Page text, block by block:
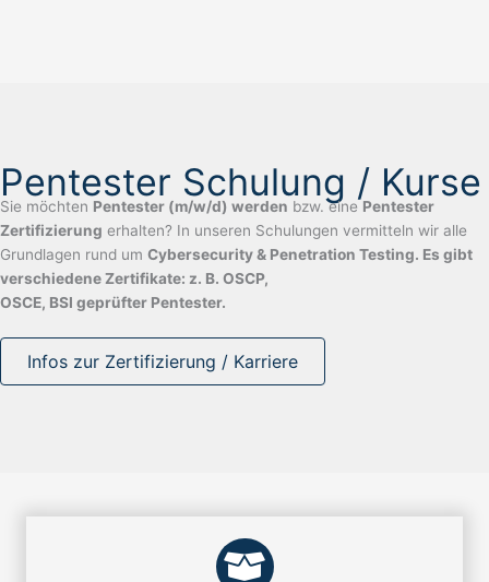
Pentester Schulung / Kurse
Sie möchten Pentester (m/w/d) werden bzw. einePentester
Zertifizierung erhalten? In unseren Schulungen vermitteln wir alle
Grundlagen rund um Cybersecurity & Penetration Testing. Es gibt
verschiedene Zertifikate: z. B. OSCP,
OSCE, BSI geprüfter Pentester.
Infos zur Zertifizierung / Karriere